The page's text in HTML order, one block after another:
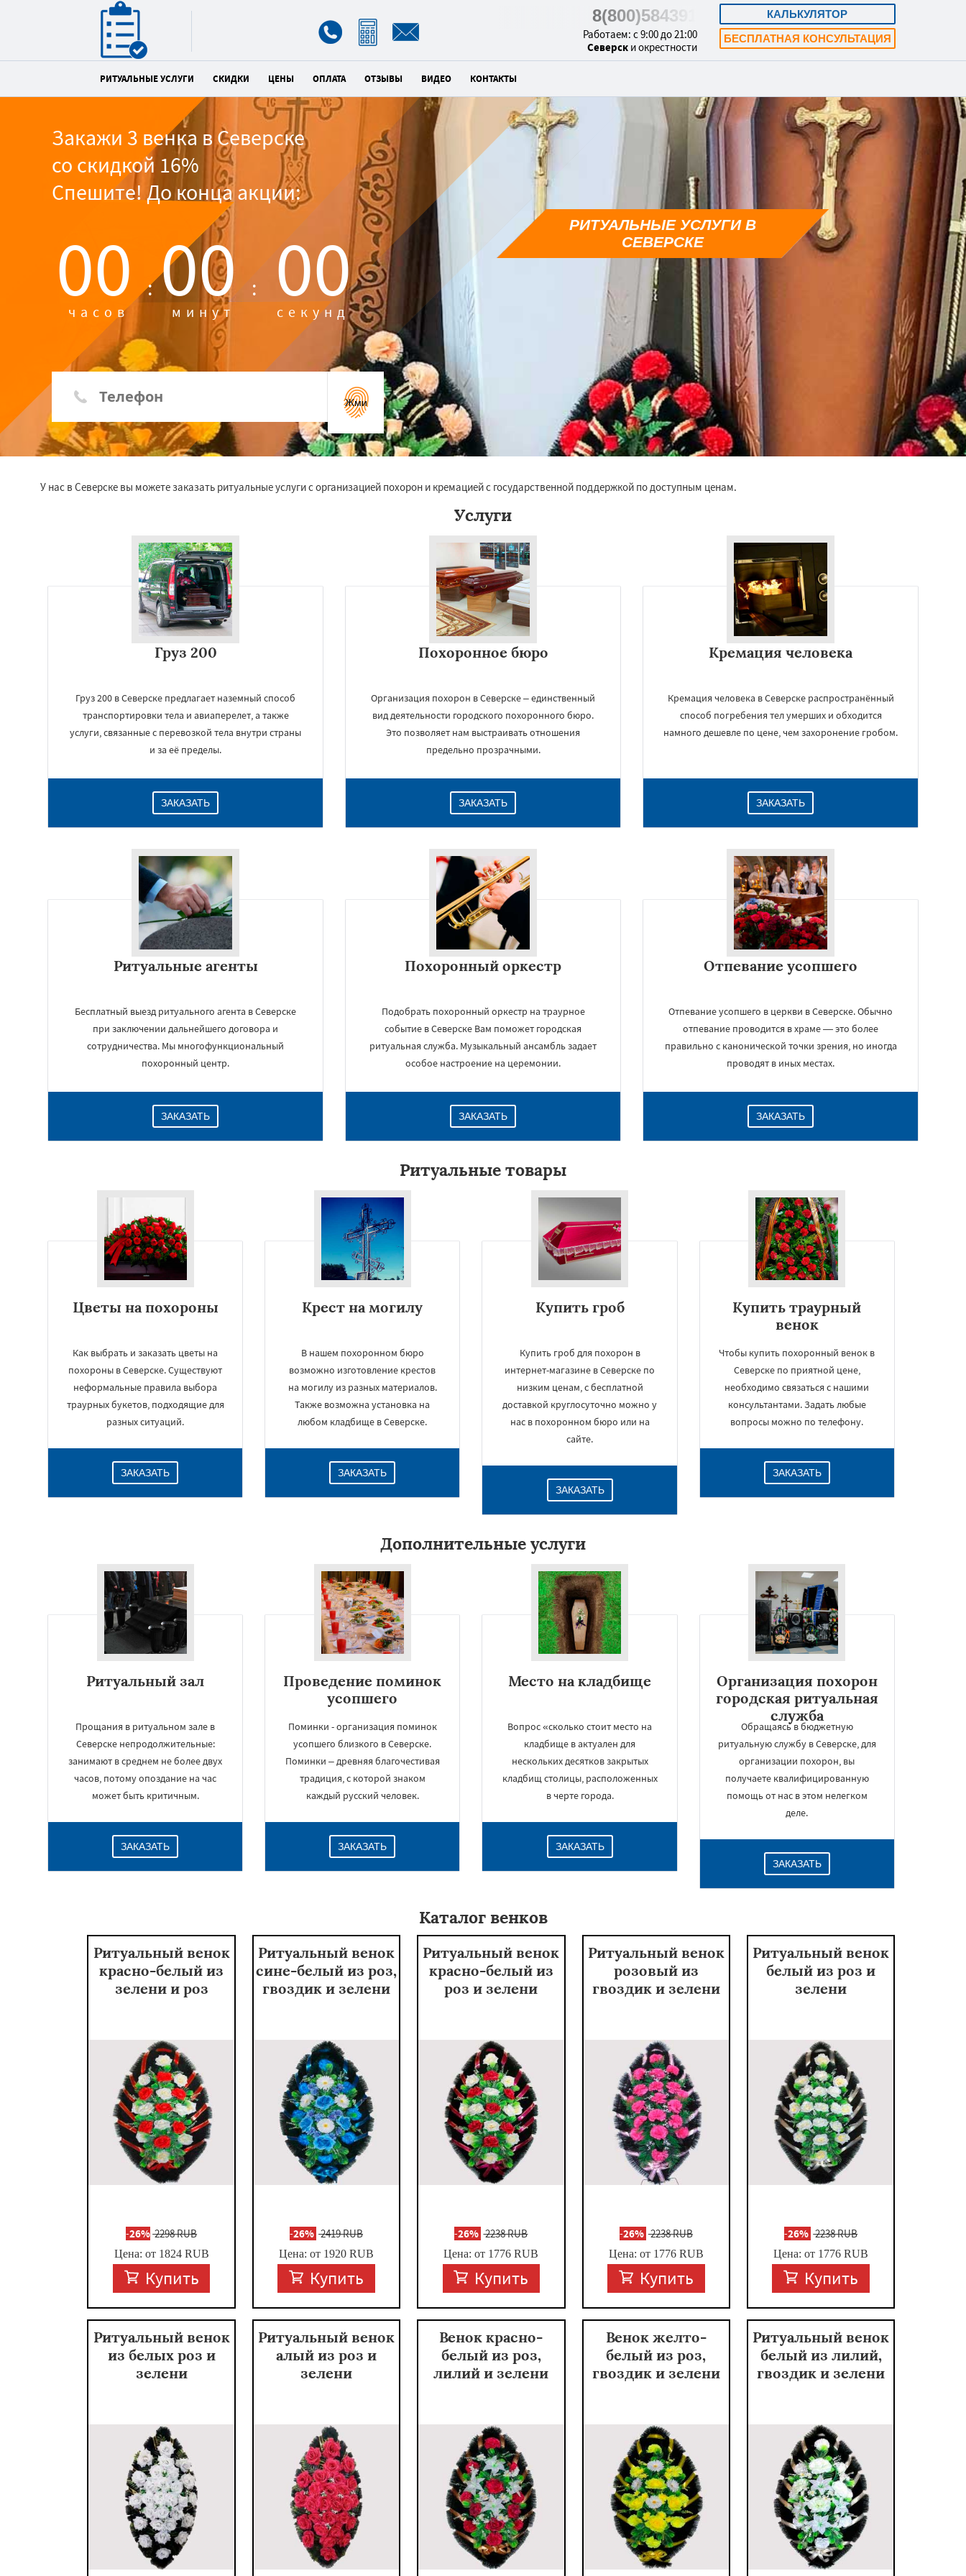
КАЛЬКУЛЯТОР
БЕСПЛАТНАЯ КОНСУЛЬТАЦИЯ
8(800)584391
Работаем: с 9:00 до 21:00
Северск и окрестности
РИТУАЛЬНЫЕ УСЛУГИ СКИДКИ ЦЕНЫ ОПЛАТА ОТЗЫВЫ ВИДЕО КОНТАКТЫ
Закажи 3 венка в Северске
со скидкой 16%
Спешите! До конца акции:
00 :
часов 00 :
минут 00
секунд
Жми
РИТУАЛЬНЫЕ УСЛУГИ В
СЕВЕРСКЕ
У нас в Северске вы можете заказать ритуальные услуги с организацией похорон и кремацией с государственной поддержкой по доступным ценам.
Услуги
Груз 200
Груз 200 в Северске предлагает наземный способ
транспортировки тела и авиаперелет, а также
услуги, связанные с перевозкой тела внутри страны
и за её пределы.
ЗАКАЗАТЬ
Похоронное бюро
Организация похорон в Северске – единственный
вид деятельности городского похоронного бюро.
Это позволяет нам выстраивать отношения
предельно прозрачными.
ЗАКАЗАТЬ
Кремация человека
Кремация человека в Северске распространённый
способ погребения тел умерших и обходится
намного дешевле по цене, чем захоронение гробом.
ЗАКАЗАТЬ
Ритуальные агенты
Бесплатный выезд ритуального агента в Северске
при заключении дальнейшего договора и
сотрудничества. Мы многофункциональный
похоронный центр.
ЗАКАЗАТЬ
Похоронный оркестр
Подобрать похоронный оркестр на траурное
событие в Северске Вам поможет городская
ритуальная служба. Музыкальный ансамбль задает
особое настроение на церемонии.
ЗАКАЗАТЬ
Отпевание усопшего
Отпевание усопшего в церкви в Северске. Обычно
отпевание проводится в храме — это более
правильно с канонической точки зрения, но иногда
проводят в иных местах.
ЗАКАЗАТЬ
Ритуальные товары
Цветы на похороны
Как выбрать и заказать цветы на
похороны в Северске. Существуют
неформальные правила выбора
траурных букетов, подходящие для
разных ситуаций.
ЗАКАЗАТЬ
Крест на могилу
В нашем похоронном бюро
возможно изготовление крестов
на могилу из разных материалов.
Также возможна установка на
любом кладбище в Северске.
ЗАКАЗАТЬ
Купить гроб
Купить гроб для похорон в
интернет-магазине в Северске по
низким ценам, с бесплатной
доставкой круглосуточно можно у
нас в похоронном бюро или на
сайте.
ЗАКАЗАТЬ
Купить траурный
венок
Чтобы купить похоронный венок в
Северске по приятной цене,
необходимо связаться с нашими
консультантами. Задать любые
вопросы можно по телефону.
ЗАКАЗАТЬ
Дополнительные услуги
Ритуальный зал
Прощания в ритуальном зале в
Северске непродолжительные:
занимают в среднем не более двух
часов, потому опоздание на час
может быть критичным.
ЗАКАЗАТЬ
Проведение поминок
усопшего
Поминки - организация поминок
усопшего близкого в Северске.
Поминки – древняя благочестивая
традиция, с которой знаком
каждый русский человек.
ЗАКАЗАТЬ
Место на кладбище
Вопрос «сколько стоит место на
кладбище в актуален для
нескольких десятков закрытых
кладбищ столицы, расположенных
в черте города.
ЗАКАЗАТЬ
Организация похорон
городская ритуальная
служба
Обращаясь в бюджетную
ритуальную службу в Северске, для
организации похорон, вы
получаете квалифицированную
помощь от нас в этом нелегком
деле.
ЗАКАЗАТЬ
Каталог венков
Ритуальный венок
красно-белый из
зелени и роз
-26%2298 RUB
Цена: от 1824 RUB
Купить
Ритуальный венок
сине-белый из роз,
гвоздик и зелени
-26% 2419 RUB
Цена: от 1920 RUB
Купить
Ритуальный венок
красно-белый из
роз и зелени
-26% 2238 RUB
Цена: от 1776 RUB
Купить
Ритуальный венок
розовый из
гвоздик и зелени
-26% 2238 RUB
Цена: от 1776 RUB
Купить
Ритуальный венок
белый из роз и
зелени
-26% 2238 RUB
Цена: от 1776 RUB
Купить
Ритуальный венок
из белых роз и
зелени
Ритуальный венок
алый из роз и
зелени
Венок красно-
белый из роз,
лилий и зелени
Венок желто-
белый из роз,
гвоздик и зелени
Ритуальный венок
белый из лилий,
гвоздик и зелени
Даю согласие на обработку персональных данных